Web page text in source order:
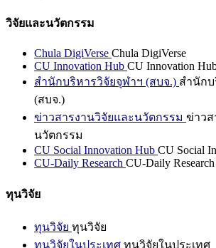
วิจัยและนวัตกรรม
Chula DigiVerse Chula DigiVerse
CU Innovation Hub CU Innovation
สำนักบริหารวิจัยจุฬาฯ (สบจ.) สำนักบ
(สบจ.)
ข่าวสารงานวิจัยและนวัตกรรม ข่าวส
นวัตกรรม
CU Social Innovation Hub CU Social
CU-Daily Research CU-Daily Research
ทุนวิจัย
ทุนวิจัย ทุนวิจัย
ทุนวิจัยในประเทศ ทุนวิจัยในประเทศ